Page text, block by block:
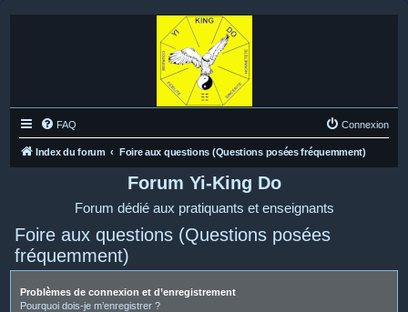
FAQ Connexion
Index du forum Foire aux questions (Questions posées fréquemment)
Forum Yi-King Do
Forum dédié aux pratiquants et enseignants
Foire aux questions (Questions posées
fréquemment)
Problèmes de connexion et d’enregistrement
Pourquoi dois-je m’enregistrer ?